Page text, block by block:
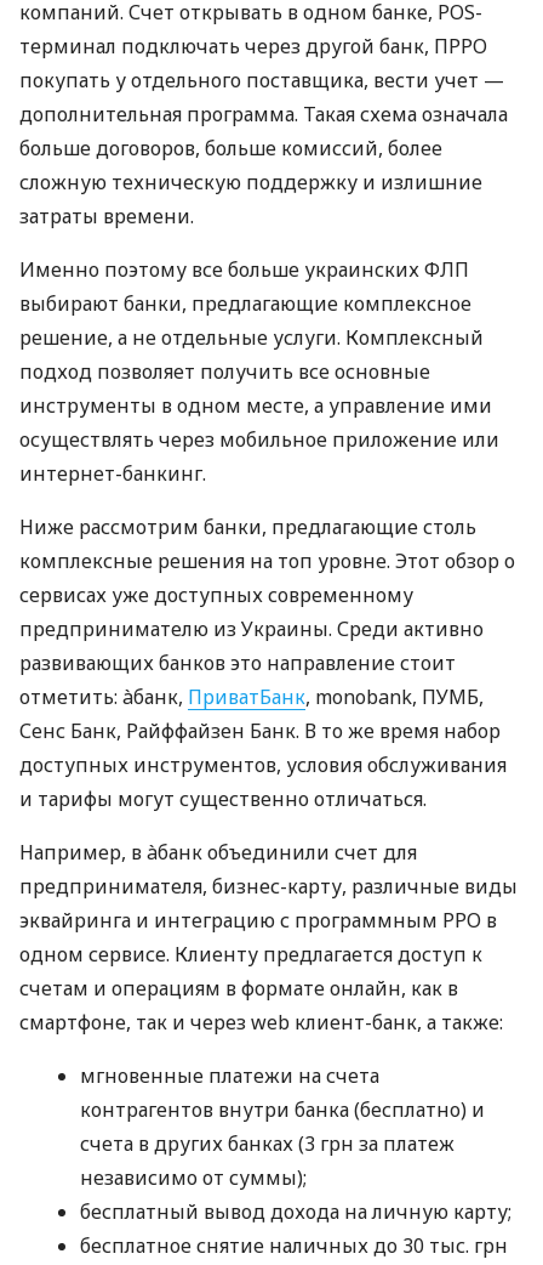
компаний. Счет открывать в одном банке, POS-
терминал подключать через другой банк, ПРРО
покупать у отдельного поставщика, вести учет —
дополнительная программа. Такая схема означала
больше договоров, больше комиссий, более
сложную техническую поддержку и излишние
затраты времени.
Именно поэтому все больше украинских ФЛП
выбирают банки, предлагающие комплексное
решение, а не отдельные услуги. Комплексный
подход позволяет получить все основные
инструменты в одном месте, а управление ими
осуществлять через мобильное приложение или
интернет-банкинг.
Ниже рассмотрим банки, предлагающие столь
комплексные решения на топ уровне. Этот обзор о
сервисах уже доступных современному
предпринимателю из Украины. Среди активно
развивающих банков это направление стоит
отметить: àбанк, ПриватБанк, monobank, ПУМБ,
Сенс Банк, Райффайзен Банк. В то же время набор
доступных инструментов, условия обслуживания
и тарифы могут существенно отличаться.
Например, в àбанк объединили счет для
предпринимателя, бизнес-карту, различные виды
эквайринга и интеграцию с программным РРО в
одном сервисе. Клиенту предлагается доступ к
счетам и операциям в формате онлайн, как в
смартфоне, так и через web клиент-банк, а также:
мгновенные платежи на счета
контрагентов внутри банка (бесплатно) и
счета в других банках (3 грн за платеж
независимо от суммы);
бесплатный вывод дохода на личную карту;
бесплатное снятие наличных до 30 тыс. грн